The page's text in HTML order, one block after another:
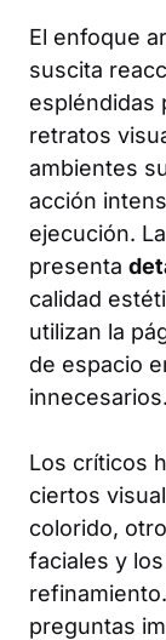
El enfoque
suscita
espléndidas
retratos
ambientes
acción
ejecución.
presenta
calidad
utilizan la
de espacio
innecesarios.
Los críticos
ciertos
colorido,
faciales y
preguntas